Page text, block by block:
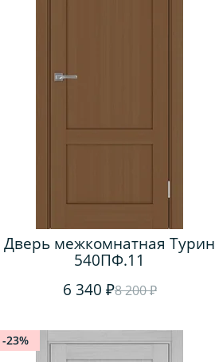
Дверь межкомнатная Турин
540ПФ.11
6 340 ₽8 200 ₽
-23%